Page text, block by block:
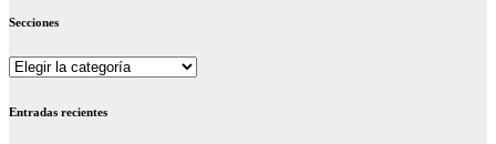
Secciones
Secciones
Entradas recientes